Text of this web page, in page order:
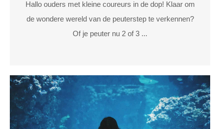
Hallo ouders met kleine coureurs in de dop! Klaar om
de wondere wereld van de peuterstep te verkennen?
Of je peuter nu 2 of 3 ...